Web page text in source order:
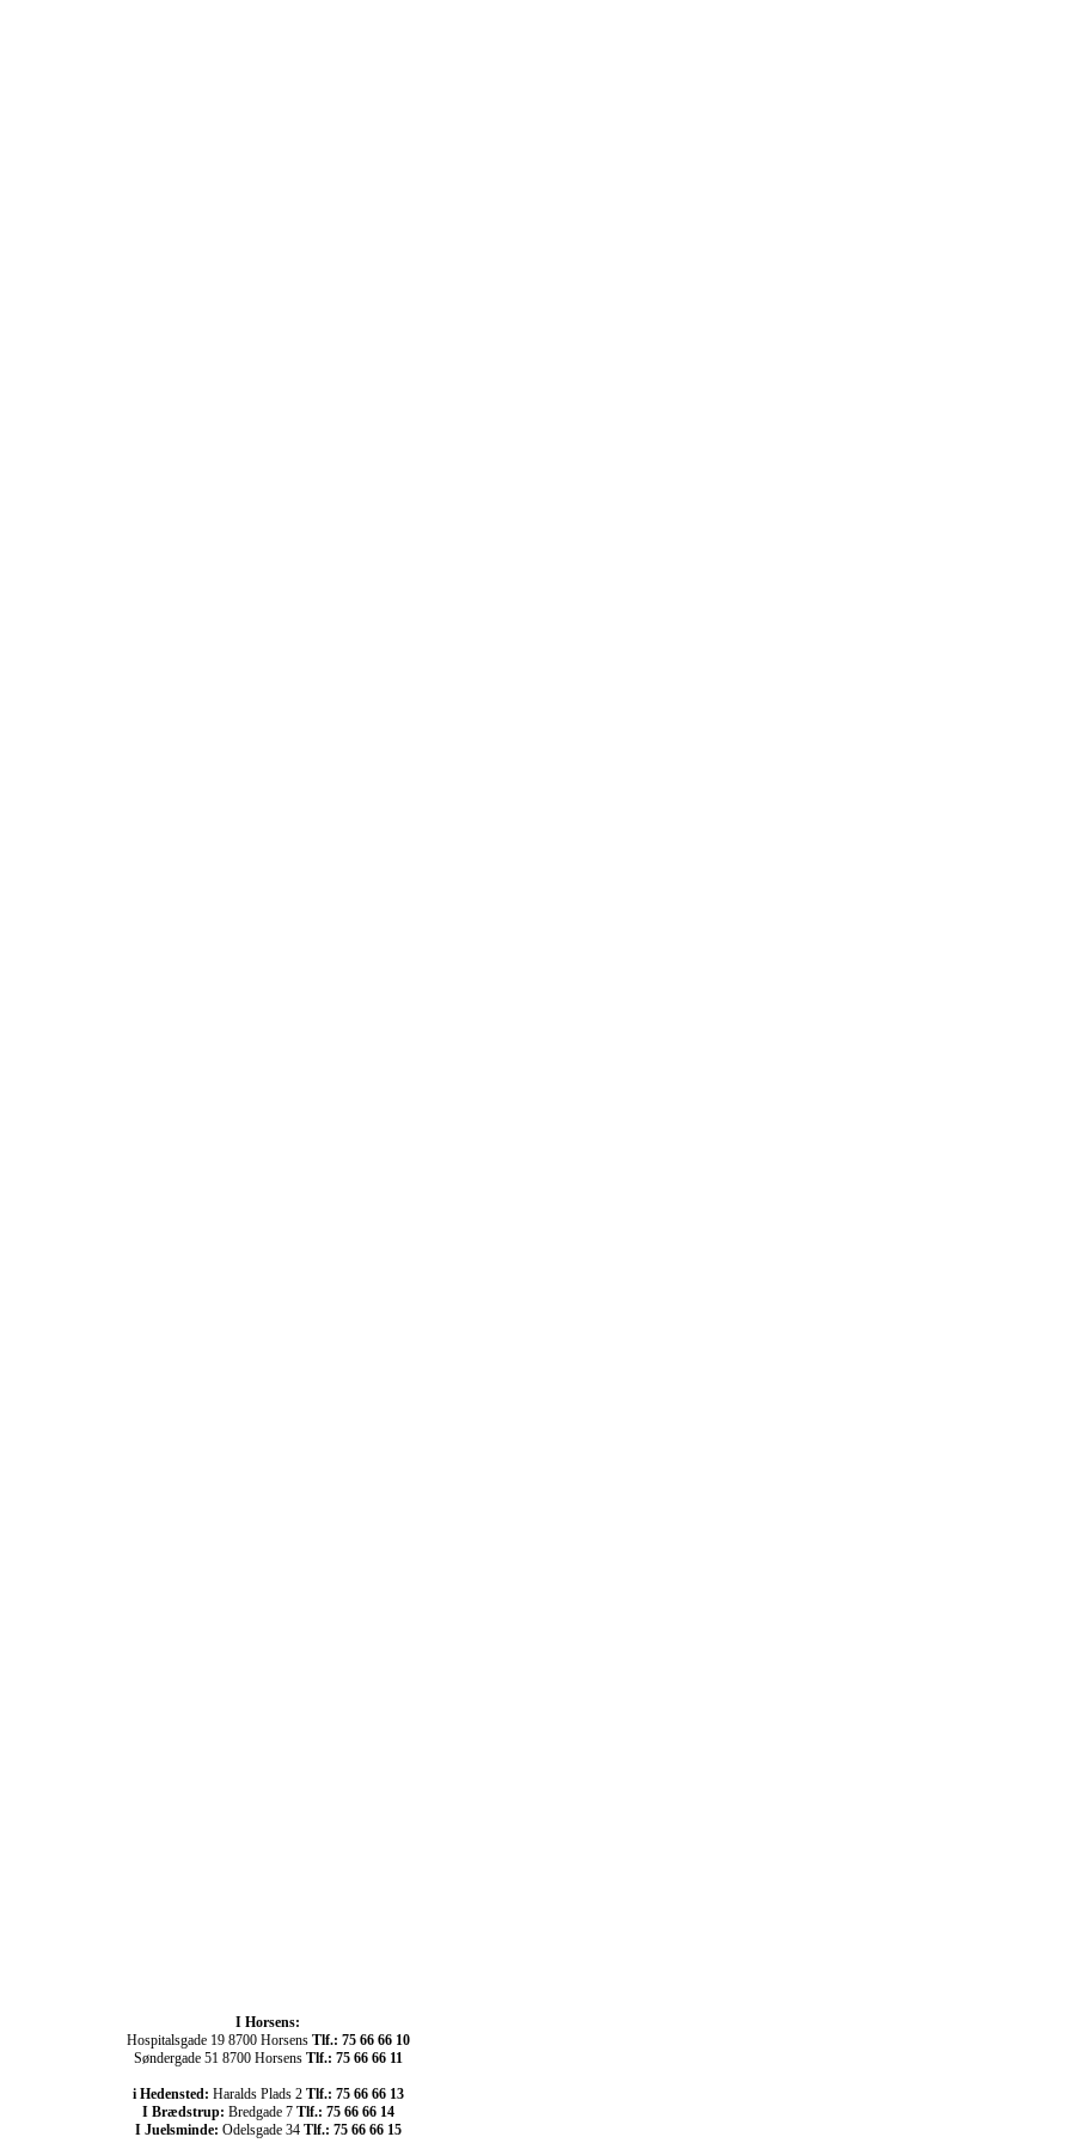
I Horsens:
Hospitalsgade 19 8700 Horsens Tlf.: 75 66 66 10
Søndergade 51 8700 Horsens Tlf.: 75 66 66 11
i Hedensted: Haralds Plads 2 Tlf.: 75 66 66 13
I Brædstrup: Bredgade 7 Tlf.: 75 66 66 14
I Juelsminde: Odelsgade 34 Tlf.: 75 66 66 15